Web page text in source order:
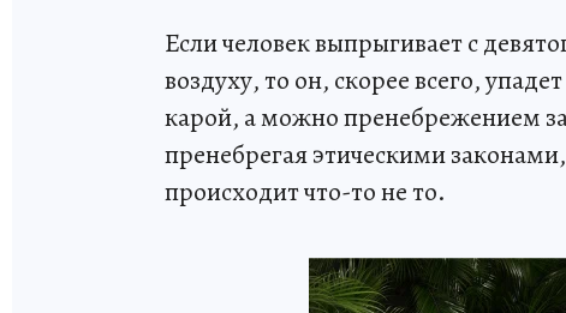
Если человек выпрыгивает с
воздуху, то он, скорее всего,
карой, а можно пренебрежением
пренебрегая этическими
происходит что-то не то.